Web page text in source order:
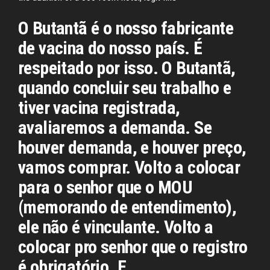
O Butantã é o nosso fabricante
de vacina do nosso país. É
respeitado por isso. O Butantã,
quando concluir seu trabalho e
tiver vacina registrada,
avaliaremos a demanda. Se
houver demanda, e houver preço,
vamos comprar. Volto a colocar
para o senhor que o MOU
(memorando de entendimento),
ele não é vinculante. Volto a
colocar pro senhor que o registro